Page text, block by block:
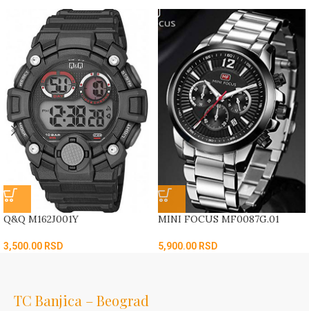
Q&Q M162J001Y
3,500.00 RSD
MINI FOCUS MF0087G.01
5,900.00 RSD
TC Banjica – Beograd